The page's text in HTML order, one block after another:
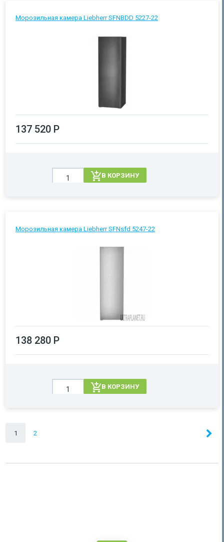
Морозильная камера Liebherr SFNBDD 5227-22
137 520 Р
В КОРЗИНУ
Морозильная камера Liebherr SFNsfd 5247-22
138 280 Р
В КОРЗИНУ
1 2